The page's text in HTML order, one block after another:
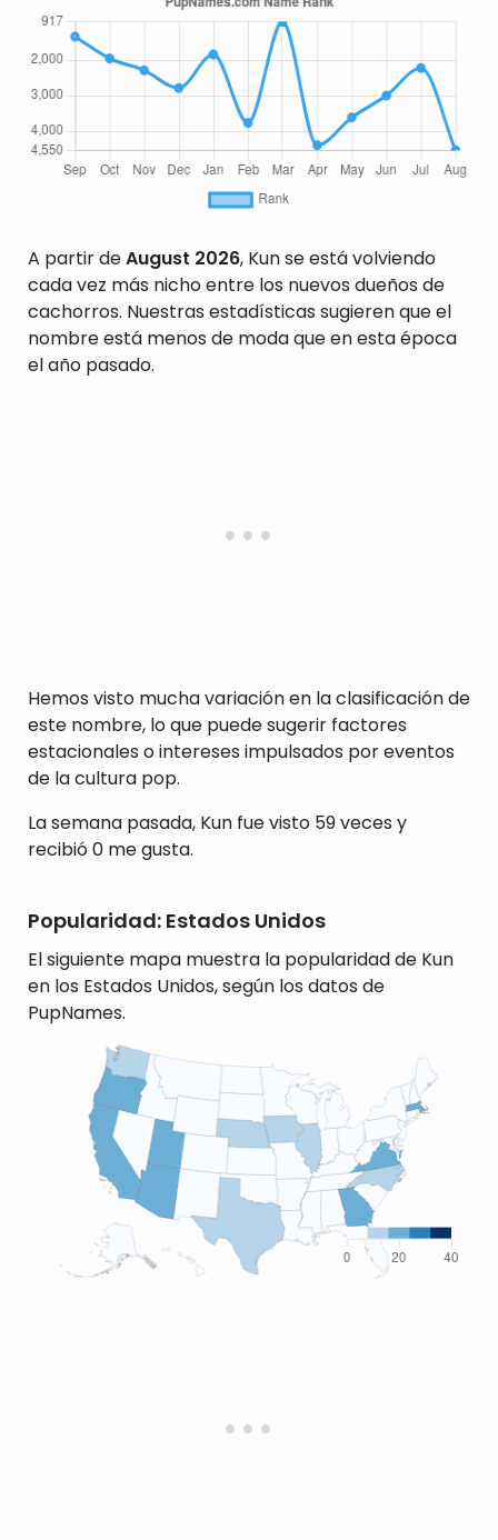
A partir deAugust 2026, Kun se está volviendo
cada vez más nicho entre los nuevos dueños de
cachorros. Nuestras estadísticas sugieren que el
nombre está menos de moda que en esta época
el año pasado.
Hemos visto mucha variación en la clasificación de
este nombre, lo que puede sugerir factores
estacionales o intereses impulsados por eventos
de la cultura pop.
La semana pasada, Kun fue visto 59 veces y
recibió 0 me gusta.
Popularidad: Estados Unidos
El siguiente mapa muestra la popularidad de Kun
en los Estados Unidos, según los datos de
PupNames.